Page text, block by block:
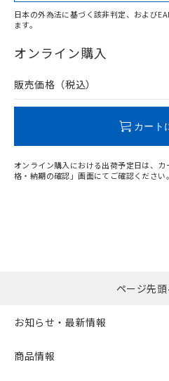
在庫等で未対応品が混在する可
問い合わせください。
日本の外為法に基づく該非判定、および
ます。
オンライン購入
販売価格（税込）
カート
オンライン購入における出荷予定日は、
格・納期の確認」画面にてご確認ください。
ページ先
お知らせ・最新情報
商品情報